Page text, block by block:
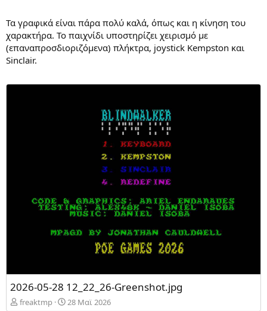
Τα γραφικά είναι πάρα πολύ καλά, όπως και η κίνηση του
χαρακτήρα. Το παιχνίδι υποστηρίζει χειρισμό με
(επαναπροσδιοριζόμενα) πλήκτρα, joystick Kempston και
Sinclair.
2026-05-28 12_22_26-Greenshot.jpg
freaktmp 28 Mαϊ 2026